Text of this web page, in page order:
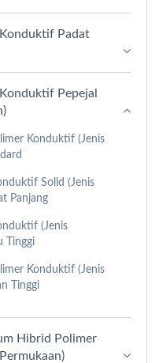
Padat
Pepejal
Konduktif (Jenis
Solid (Jenis
Panjang
(Jenis
Tinggi
Konduktif (Jenis
Tinggi
Hibrid Polimer